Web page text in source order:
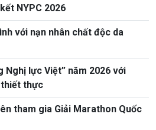
NYPC 2026
với nạn nhân chất độc da
Nghị lực Việt” năm 2026 với
thiết thực
tham gia Giải Marathon Quốc